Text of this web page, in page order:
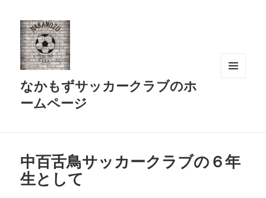
なかもずサッカークラブのホ
ームページ
中百舌鳥サッカークラブの６年
生として